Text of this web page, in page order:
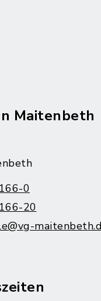
Maitenbeth
0
20